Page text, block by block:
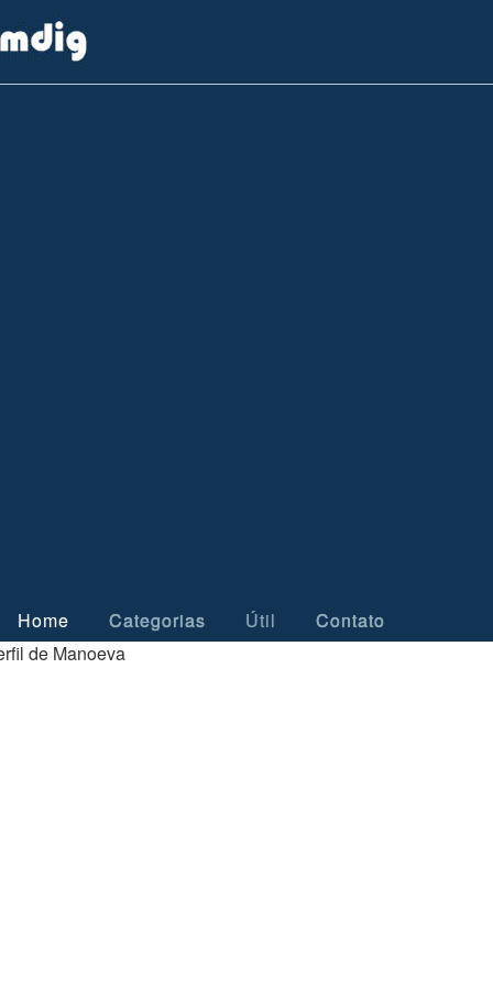
Home Categorias Útil
Contato
de Manoeva